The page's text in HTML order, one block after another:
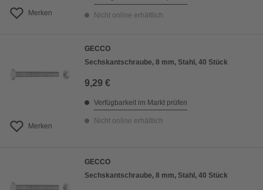
Merken Nicht online erhältlich
Merken
GECCO
Sechskantschraube, 8 mm, Stahl, 40 Stück
9,29 €
Verfügbarkeit im Markt prüfen
Nicht online erhältlich
GECCO
Sechskantschraube, 8 mm, Stahl, 40 Stück